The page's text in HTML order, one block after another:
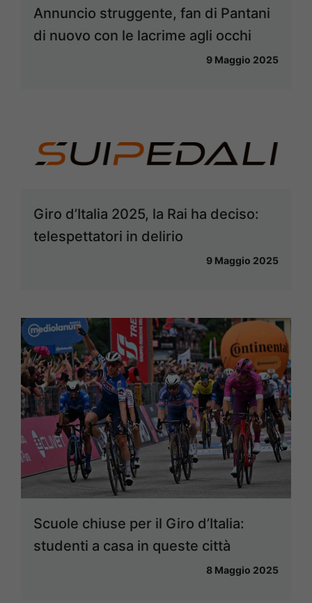
Annuncio struggente, fan di Pantani
di nuovo con le lacrime agli occhi
9 Maggio 2025
Giro d’Italia 2025, la Rai ha deciso:
telespettatori in delirio
9 Maggio 2025
Scuole chiuse per il Giro d’Italia:
studenti a casa in queste città
8 Maggio 2025